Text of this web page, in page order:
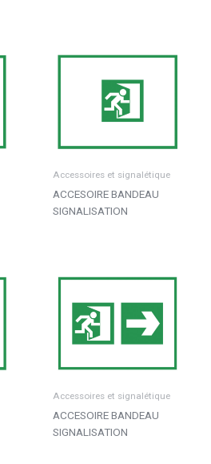
Accessoires et signalétique
ACCESOIRE BANDEAU
SIGNALISATION
Accessoires et signalétique
ACCESOIRE BANDEAU
SIGNALISATION